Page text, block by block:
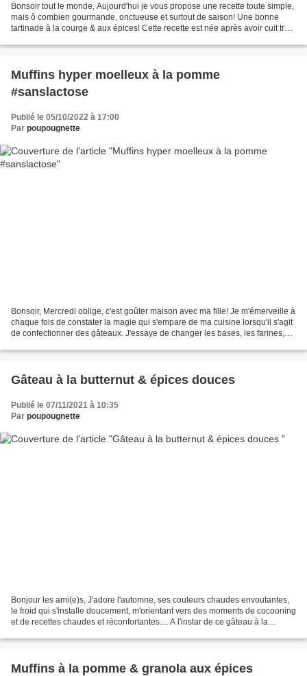
Bonsoir tout le monde, Aujourd'hui je vous propose une recette toute simple,
mais ô combien gourmande, onctueuse et surtout de saison! Une bonne
tartinade à la courge & aux épices! Cette recette est née après avoir cuit trop
Muffins hyper moelleux à la pomme
#sanslactose
Publié le 05/10/2022 à 17:00
Par poupougnette
Bonsoir, Mercredi oblige, c'est goûter maison avec ma fille! Je m'émerveille à
chaque fois de constater la magie qui s'empare de ma cuisine lorsqu'il s'agit
de confectionner des gâteaux. J'essaye de changer les bases, les farines,
Gâteau à la butternut & épices douces
Publié le 07/11/2021 à 10:35
Par poupougnette
Bonjour les ami(e)s, J'adore l'automne, ses couleurs chaudes envoutantes,
le froid qui s'installe doucement, m'orientant vers des moments de cocooning
et de recettes chaudes et réconfortantes.... A l'instar de ce gâteau à la
Muffins à la pomme & granola aux épices